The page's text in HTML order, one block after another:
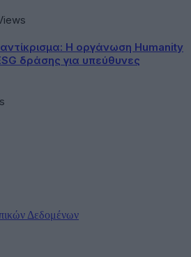
Η οργάνωση Humanity
δράσης για υπεύθυνες
Δεδομένων